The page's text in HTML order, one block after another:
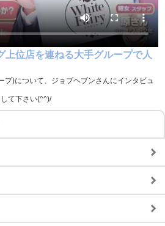
車･バイク通勤可
入社祝い金支給
WEB面接OK
上位店を連ねる大手グループで人
プ)について、ジョブヘブンさんにインタビュ
て下さい(^^)/